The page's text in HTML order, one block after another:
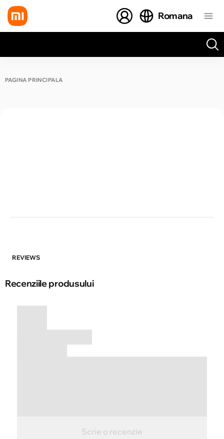
Romana
PAGINA PRINCIPALĂ
REVIEWS
Recenziile produsului
Scrie o recenzie